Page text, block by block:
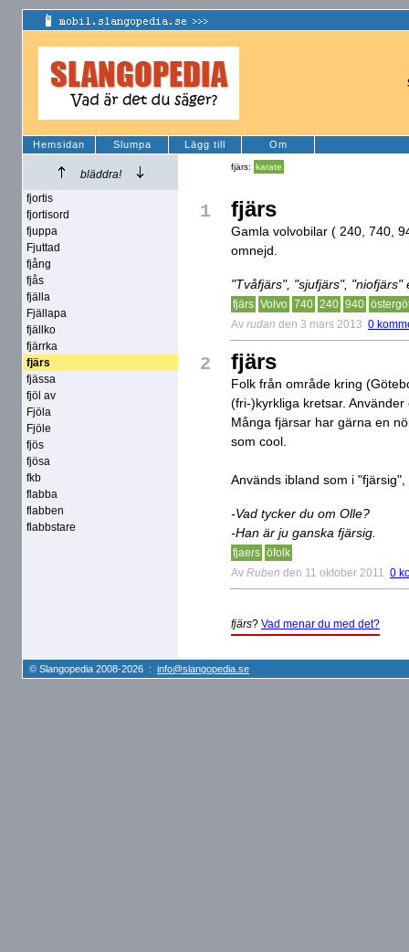
Hemsidan Slumpa Lägg till Om
bläddra!
fjortis
fjortisord
fjuppa
Fjuttad
fjång
fjås
fjälla
Fjällapa
fjällko
fjärrka
fjärs
fjässa
fjöl av
Fjöla
Fjöle
fjös
fjösa
fkb
flabba
flabben
flabbstare
fjärs: karate
1 fjärs
Gamla volvobilar ( 240, 740,
omnejd.
"Tvåfjärs", "sjufjärs",
fjärs Volvo 740 240 940
Av rudan den 3 mars 2013 0
2 fjärs
Folk från område kring
(fri-)kyrkliga kretsar.
Många fjärsar har gärna en
som cool.
Används ibland som i "fjärsig",
-Vad tycker du om Olle?
-Han är ju ganska fjärsig.
fjaers öfolk
Av Ruben den 11 oktober 2011 0
fjärs? Vad menar du med det?
© Slangopedia 2008-2026 : info@slangopedia.se